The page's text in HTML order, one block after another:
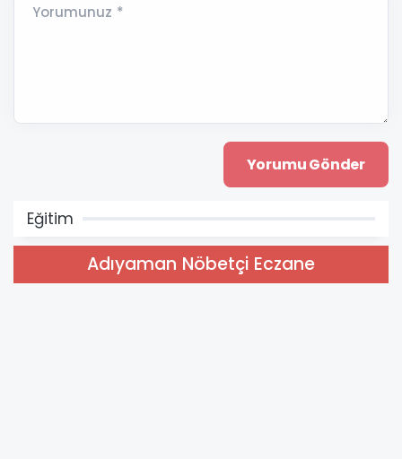
Yorumunuz *
Eğitim
Adıyaman Nöbetçi Eczane